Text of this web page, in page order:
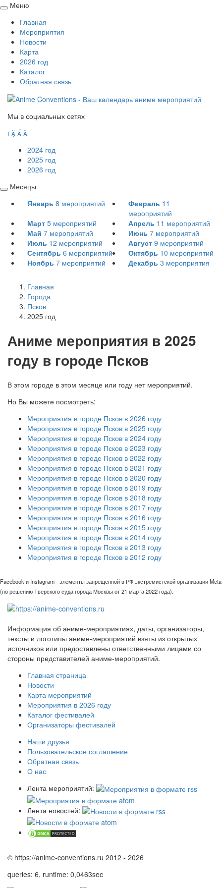
Свернуть
развернуть
Меню
Главная
Мероприятия
Новости
Карта
2026 год
Каталог
Обратная связь
Мы в социальных сетях
   
2024 год
2025 год
2026 год
Свернуть
Месяцы
Январь 8 мероприятий Февраль 11
мероприятий
Март 5 мероприятий Апрель 11 мероприятий
Май 7 мероприятий Июнь 7 мероприятий
Июль 12 мероприятий Август 9 мероприятий
Сентябрь 6 мероприятий Октябрь 10 мероприятий
Ноябрь 7 мероприятий Декабрь 3 мероприятия
Главная
Города
Псков
2025 год
Аниме мероприятия в 2025
году в городе Псков
В этом городе в этом месяце или году нет мероприятий.
Но Вы можете посмотреть:
Мероприятия в городе Псков в 2026 году
Мероприятия в городе Псков в 2025 году
Мероприятия в городе Псков в 2024 году
Мероприятия в городе Псков в 2023 году
Мероприятия в городе Псков в 2022 году
Мероприятия в городе Псков в 2021 году
Мероприятия в городе Псков в 2020 году
Мероприятия в городе Псков в 2019 году
Мероприятия в городе Псков в 2018 году
Мероприятия в городе Псков в 2017 году
Мероприятия в городе Псков в 2016 году
Мероприятия в городе Псков в 2015 году
Мероприятия в городе Псков в 2014 году
Мероприятия в городе Псков в 2013 году
Мероприятия в городе Псков в 2012 году
Facebook и Instagram - элементы запрещённой в РФ экстремистской организации Meta
(по решению Тверского суда города Москвы от 21 марта 2022 года).
Информация об аниме-мероприятиях, даты, организаторы,
тексты и логотипы аниме-мероприятий взяты из открытых
источников или предоставлены ответственными лицами со
стороны представителей аниме-мероприятий.
Главная страница
Новости
Карта мероприятий
Мероприятия в 2026 году
Каталог фестивалей
Организаторы фестивалей
Наши друзья
Пользовательское соглашение
Обратная связь
О нас
Лента мероприятий:
Лента новостей:
© https://anime-conventions.ru 2012 - 2026
queries: 6, runtime: 0,0463sec